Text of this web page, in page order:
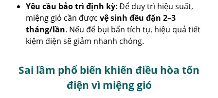
Yêu cầu bảo trì định kỳ: Để duy trì hiệu suất,
miệng gió cần đượcvệ sinh đều đặn 2–3
tháng/lần. Nếu để bụi bẩn tích tụ, hiệu quả tiết
kiệm điện sẽ giảm nhanh chóng.
Sai lầm phổ biến khiến điều hòa tốn
điện vì miệng gió